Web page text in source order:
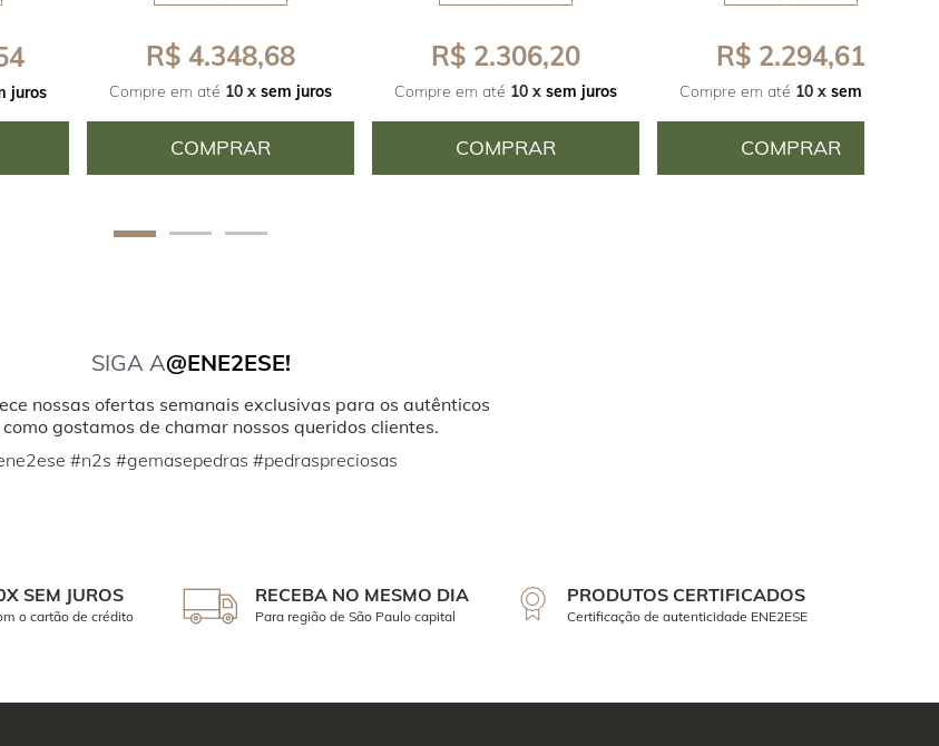
juros
R$ 4.348,68
Compre em até 10 x sem juros
COMPRAR
R$ 2.306,20
Compre em até 10 x sem juros
COMPRAR
R$ 2.294,61
Compre em até 10 x sem juros
COMPRAR
SIGA A@ENE2ESE!
nossas ofertas semanais exclusivas para os autênticos
gostamos de chamar nossos queridos clientes.
#n2s #gemasepedras #pedraspreciosas
SEM JUROS
o cartão de crédito
RECEBA NO MESMO DIA
Para região de São Paulo capital
PRODUTOS CERTIFICADOS
Certificação de autenticidade ENE2ESE